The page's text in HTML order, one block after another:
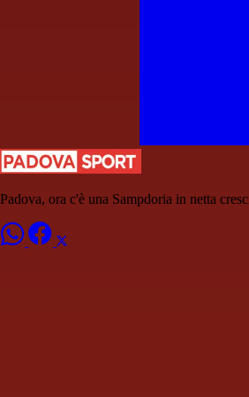
Padova, ora c'è una Sampdoria in netta